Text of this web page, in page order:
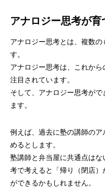
アナロジー思考が育
アナロジー思考とは、複数
す。
アナロジー思考は、これか
注目されています。
そして、アナロジー思考が
ます。
例えば、過去に塾の講師の
めるとします。
塾講師と弁当屋に共通点は
考で考えると「帰り（閉店
ができるかもしれません。